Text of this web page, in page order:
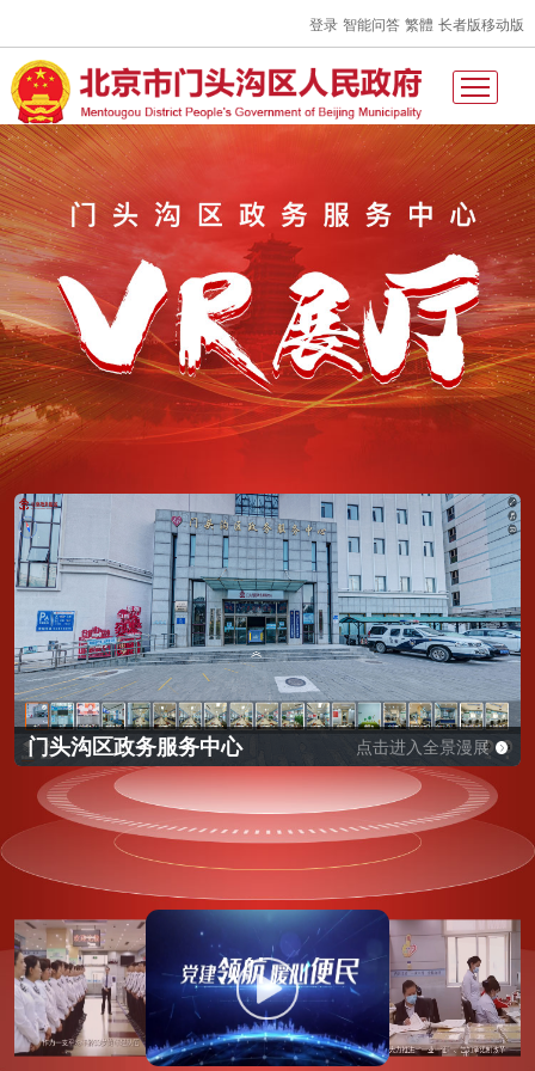
登录 智能问答 繁體 长者版移动版
门头沟区政务服务中心 点击进入全景漫展